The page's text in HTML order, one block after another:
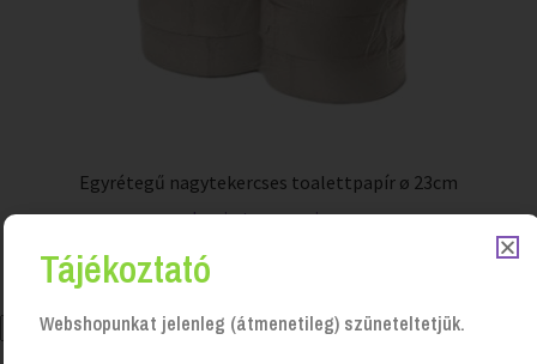
Egyrétegű nagytekercses toalettpapír ø 23cm
Login to see prices
Tájékoztató
Webshopunkat jelenleg (átmenetileg) szüneteltetjük.